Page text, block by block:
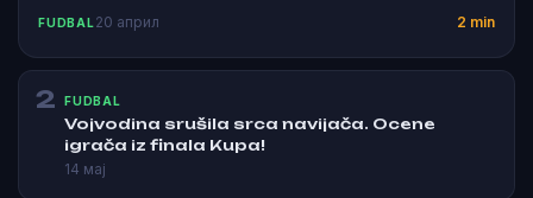
FUDBAL 20 април 2 min
2 FUDBAL
Vojvodina srušila srca navijača. Ocene
igrača iz finala Kupa!
14 мај